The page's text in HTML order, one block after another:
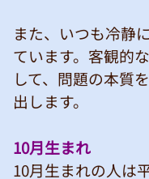
また、いつも冷静
ています。客観的
して、問題の本質
出します。
10月生まれ
10月生まれの人は